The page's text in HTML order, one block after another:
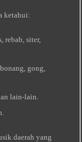
ketahui:
rebab, siter,
gong,
lain-lain.
daerah yang